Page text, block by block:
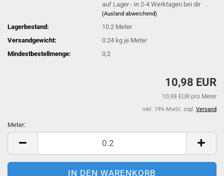
auf Lager - in 2-4 Werktagen bei dir
(Ausland abweichend)
Lagerbestand: 10.2 Meter
Versandgewicht:
0.24 kg je Meter
Mindestbestellmenge:
0,2
10,98 EUR
10,98 EUR pro Meter
inkl. 19% MwSt. zzgl. Versand
Meter:
Meter